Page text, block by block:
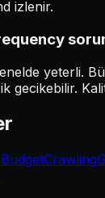
izlenir.
yeterli.
gecikebilir.
Crawling